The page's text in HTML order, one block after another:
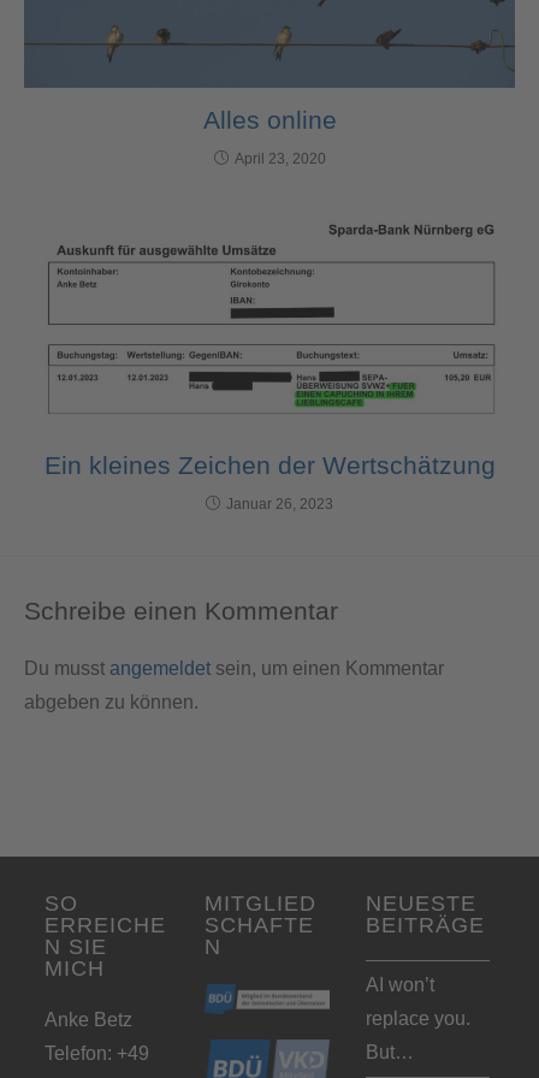
Alles online
April 23, 2020
Ein kleines Zeichen der Wertschätzung
Januar 26, 2023
Schreibe einen Kommentar
Du musst angemeldet sein, um einen Kommentar
abgeben zu können.
SO
ERREICHE
N SIE
MICH
Anke Betz
Telefon: +49
MITGLIED
SCHAFTE
N
NEUESTE
BEITRÄGE
AI won’t
replace you.
But…